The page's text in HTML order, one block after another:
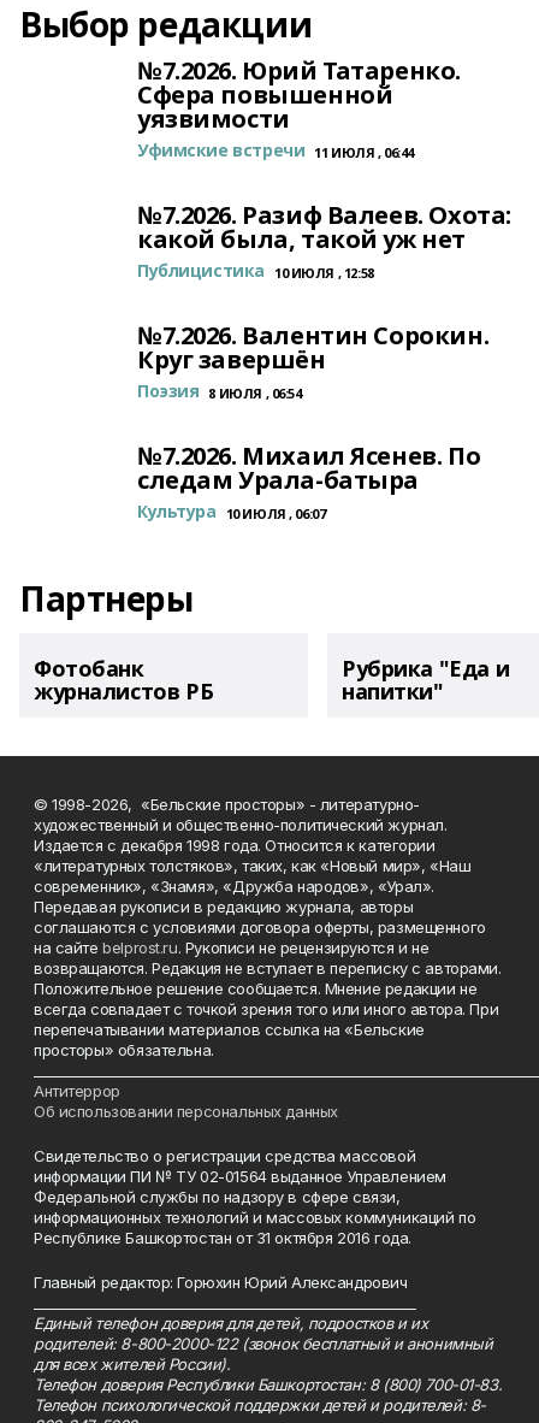
Выбор редакции
№7.2026. Юрий Татаренко.
Сфера повышенной
уязвимости
Уфимские встречи 11 ИЮЛЯ , 06:44
№7.2026. Разиф Валеев. Охота:
какой была, такой уж нет
Публицистика 10 ИЮЛЯ , 12:58
№7.2026. Валентин Сорокин.
Круг завершён
Поэзия 8 ИЮЛЯ , 06:54
№7.2026. Михаил Ясенев. По
следам Урала-батыра
Культура 10 ИЮЛЯ , 06:07
Партнеры
Фотобанк
журналистов РБ
Рубрика "Еда и
напитки"
© 1998-2026, «Бельские просторы» - литературно-
художественный и общественно-политический журнал.
Издается с декабря 1998 года. Относится к категории
«литературных толстяков», таких, как «Новый мир», «Наш
современник», «Знамя», «Дружба народов», «Урал».
Передавая рукописи в редакцию журнала, авторы
соглашаются с условиями договора оферты, размещенного
на сайтеbelprost.ru. Рукописи не рецензируются и не
возвращаются. Редакция не вступает в переписку с авторами.
Положительное решение сообщается. Мнение редакции не
всегда совпадает с точкой зрения того или иного автора. При
перепечатывании материалов ссылка на «Бельские
просторы» обязательна.
Антитеррор
Об использовании персональных данных
Свидетельство о регистрации средства массовой
информации ПИ № ТУ 02-01564 выданное Управлением
Федеральной службы по надзору в сфере связи,
информационных технологий и массовых коммуникаций по
Республике Башкортостан от 31 октября 2016 года.
Главный редактор: Горюхин Юрий Александрович
Единый телефон доверия для детей, подростков и их
родителей: 8-800-2000-122 (звонок бесплатный и анонимный
для всех жителей России).
Телефон доверия Республики Башкортостан: 8 (800) 700-01-83.
Телефон психологической поддержки детей и родителей: 8-